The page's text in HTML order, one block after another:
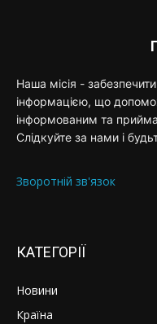
Наша місія -
інформацією, що
інформованим та
Слідкуйте за нами і
Зворотній зв'язок
КАТЕГОРІЇ
Новини
Країна